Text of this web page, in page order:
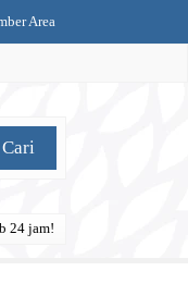
Area
Cari
24 jam!